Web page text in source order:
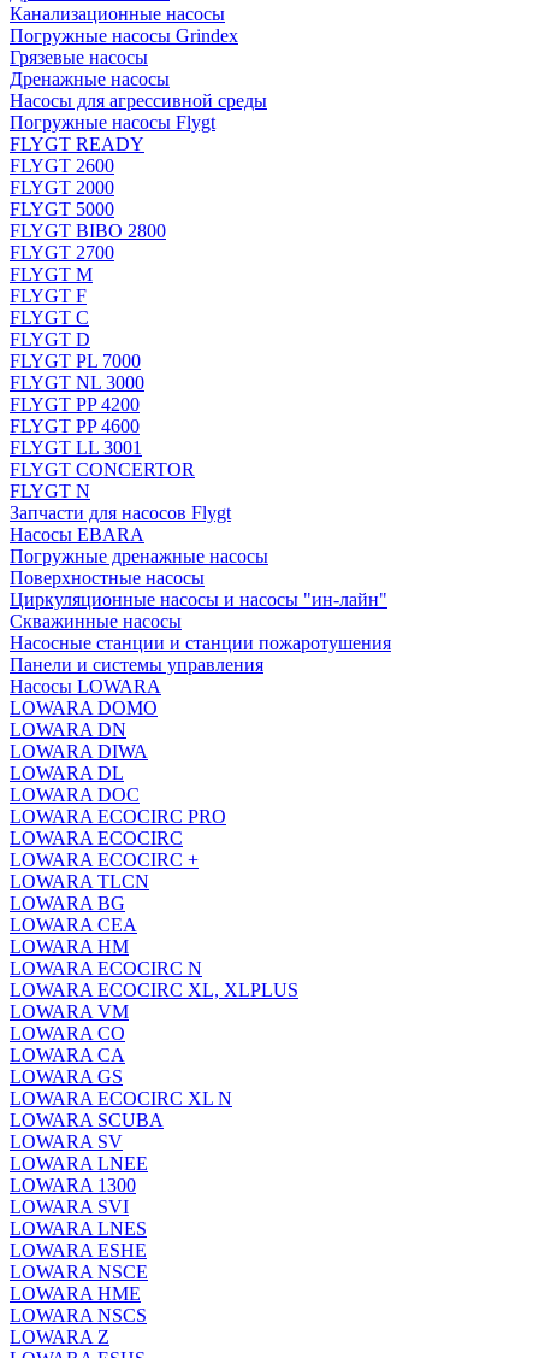
Канализационные насосы
Погружные насосы Grindex
Грязевые насосы
Дренажные насосы
Насосы для агрессивной среды
Погружные насосы Flygt
FLYGT READY
FLYGT 2600
FLYGT 2000
FLYGT 5000
FLYGT BIBO 2800
FLYGT 2700
FLYGT M
FLYGT F
FLYGT C
FLYGT D
FLYGT PL 7000
FLYGT NL 3000
FLYGT PP 4200
FLYGT PP 4600
FLYGT LL 3001
FLYGT CONCERTOR
FLYGT N
Запчасти для насосов Flygt
Насосы EBARA
Погружные дренажные насосы
Поверхностные насосы
Циркуляционные насосы и насосы "ин-лайн"
Скважинные насосы
Насосные станции и станции пожаротушения
Панели и системы управления
Насосы LOWARA
LOWARA DOMO
LOWARA DN
LOWARA DIWA
LOWARA DL
LOWARA DOC
LOWARA ECOCIRC PRO
LOWARA ECOCIRC
LOWARA ECOCIRC +
LOWARA TLCN
LOWARA BG
LOWARA CEA
LOWARA HM
LOWARA ECOCIRC N
LOWARA ECOCIRC XL, XLPLUS
LOWARA VM
LOWARA CO
LOWARA CA
LOWARA GS
LOWARA ECOCIRC XL N
LOWARA SCUBA
LOWARA SV
LOWARA LNEE
LOWARA 1300
LOWARA SVI
LOWARA LNES
LOWARA ESHE
LOWARA NSCE
LOWARA HME
LOWARA NSCS
LOWARA Z